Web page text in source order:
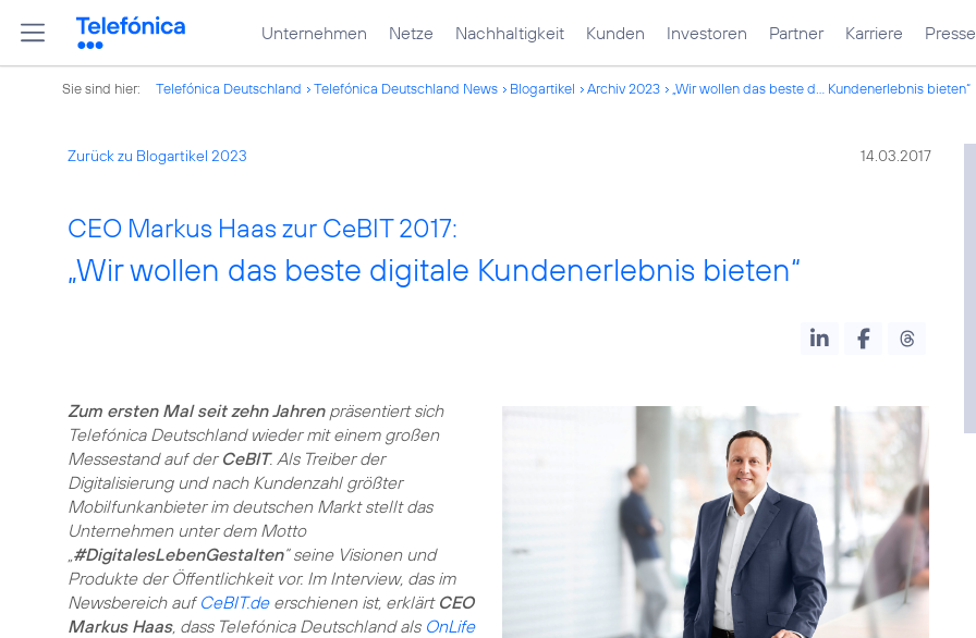
Unternehmen Netze Nachhaltigkeit Kunden Investoren Partner Karriere Presse
Sie sind hier: Telefónica Deutschland Telefónica Deutschland News Blogartikel Archiv 2023 „Wir wollen das beste d... Kundenerlebnis bieten“
Zurück zu Blogartikel 2023 14.03.2017
CEO Markus Haas zur CeBIT 2017:
„Wir wollen das beste digitale Kundenerlebnis bieten“
Zum ersten Mal seit zehn Jahrenpräsentiert sich
Telefónica Deutschland wieder mit einem großen
Messestand auf der CeBIT. Als Treiber der
Digitalisierung und nach Kundenzahl größter
Mobilfunkanbieter im deutschen Markt stellt das
Unternehmen unter dem Motto
„#DigitalesLebenGestalten“ seine Visionen und
Produkte der Öffentlichkeit vor. Im Interview, das im
Newsbereich auf CeBIT.deerschienen ist, erklärt CEO
Markus Haas, dass Telefónica Deutschland als OnLife